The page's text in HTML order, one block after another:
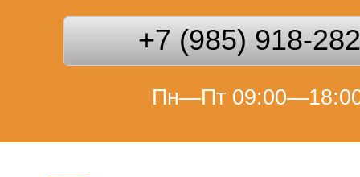
+7 (985) 918-
Пн—Пт